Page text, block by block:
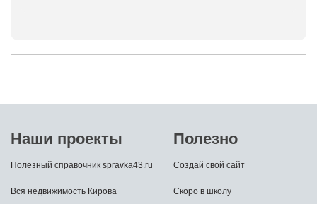
Наши проекты
Полезный справочник spravka43.ru
Вся недвижимость Кирова
Полезно
Создай свой сайт
Скоро в школу